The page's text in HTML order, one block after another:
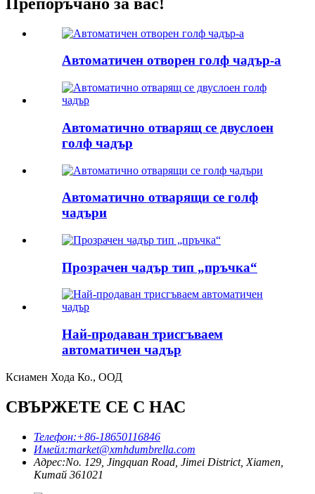
Автоматичен отворен голф чадър-a
Автоматично отварящ се двуслоен
голф чадър
Автоматично отварящи се голф
чадъри
Прозрачен чадър тип „пръчка“
Най-продаван трисгъваем
автоматичен чадър
Ксиамен Хода Ко., ООД
СВЪРЖЕТЕ СЕ С НАС
Телефон:+86-18650116846
Имейл:market@xmhdumbrella.com
Адрес:No. 129, Jingquan Road, Jimei District, Xiamen,
Китай 361021